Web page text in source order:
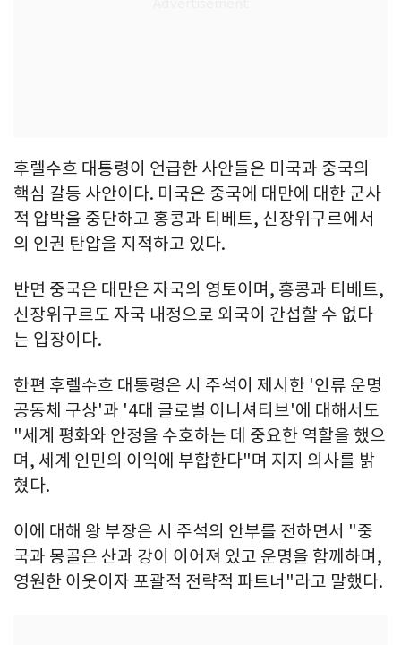
후렐수흐 대통령이 언급한 사안들은 미국과 중국의
핵심 갈등 사안이다. 미국은 중국에 대만에 대한 군사
적 압박을 중단하고 홍콩과 티베트, 신장위구르에서
의 인권 탄압을 지적하고 있다.
반면 중국은 대만은 자국의 영토이며, 홍콩과 티베트,
신장위구르도 자국 내정으로 외국이 간섭할 수 없다
는 입장이다.
한편 후렐수흐 대통령은 시 주석이 제시한 '인류 운명
공동체 구상'과 '4대 글로벌 이니셔티브'에 대해서도
"세계 평화와 안정을 수호하는 데 중요한 역할을 했으
며, 세계 인민의 이익에 부합한다"며 지지 의사를 밝
혔다.
이에 대해 왕 부장은 시 주석의 안부를 전하면서 "중
국과 몽골은 산과 강이 이어져 있고 운명을 함께하며,
영원한 이웃이자 포괄적 전략적 파트너"라고 말했다.